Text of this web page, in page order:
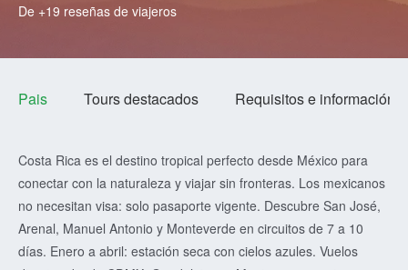
De +19 reseñas de viajeros
Pais Tours destacados Requisitos e información
Costa Rica es el destino tropical perfecto desde México para
conectar con la naturaleza y viajar sin fronteras. Los mexicanos
no necesitan visa: solo pasaporte vigente. Descubre San José,
Arenal, Manuel Antonio y Monteverde en circuitos de 7 a 10
días. Enero a abril: estación seca con cielos azules. Vuelos